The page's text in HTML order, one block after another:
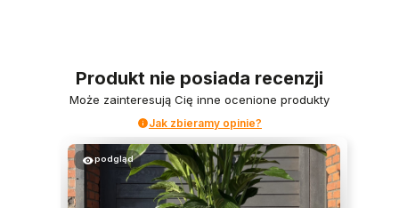
Produkt nie posiada recenzji
Może zainteresują Cię inne ocenione produkty
Jak zbieramy opinie?
podgląd